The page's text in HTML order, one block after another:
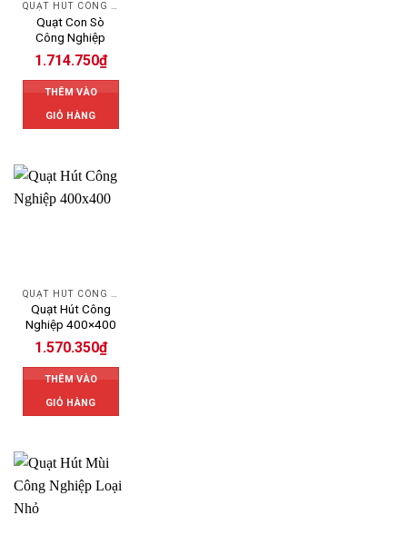
QUẠT HÚT CÔNG NGHIỆP
Quạt Con Sò
Công Nghiệp
1.714.750₫
THÊM VÀO
GIỎ HÀNG
Quạt Hút Công
Nghiệp 400×400
1.570.350₫
THÊM VÀO
GIỎ HÀNG